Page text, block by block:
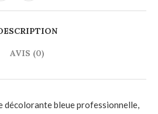
AVIS (0)
décolorante bleue professionnelle,